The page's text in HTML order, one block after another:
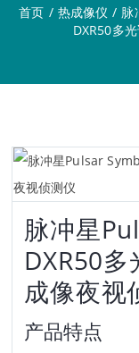
首页 / 热成像仪 / 脉
DXR50多
脉冲星
DXR50
成像夜视
产品特点